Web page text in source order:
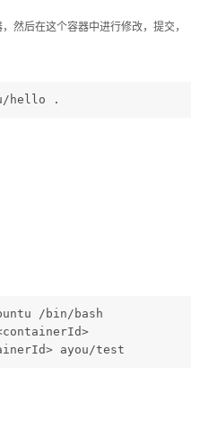
然后在这个容器中进行修改，提交，
hello .
/bin/bash
ayou/test